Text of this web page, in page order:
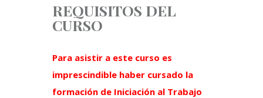
REQUISITOS DEL
CURSO
Para asistir a este curso es
imprescindible haber cursado la
formación de Iniciación al Trabajo